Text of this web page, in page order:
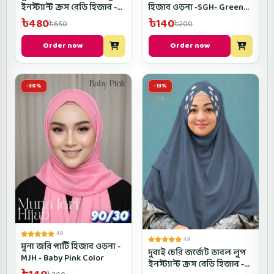
ইনস্ট্যান্ট ক্রস রেডি হিজাব -
D2CROSRH- Mint Color
৳480৳650
Order now
হিজাব ওড়না -SGH- Green
Color
৳140৳200
Order now
-30%
4.9
মুনা জরি পার্টি হিজাব ওড়না -
MJH - Baby Pink Color
-13%
4.9
দুবাই চেরি জর্জেট ডাবল লুপ
ইনস্ট্যান্ট ক্রস রেডি হিজাব -